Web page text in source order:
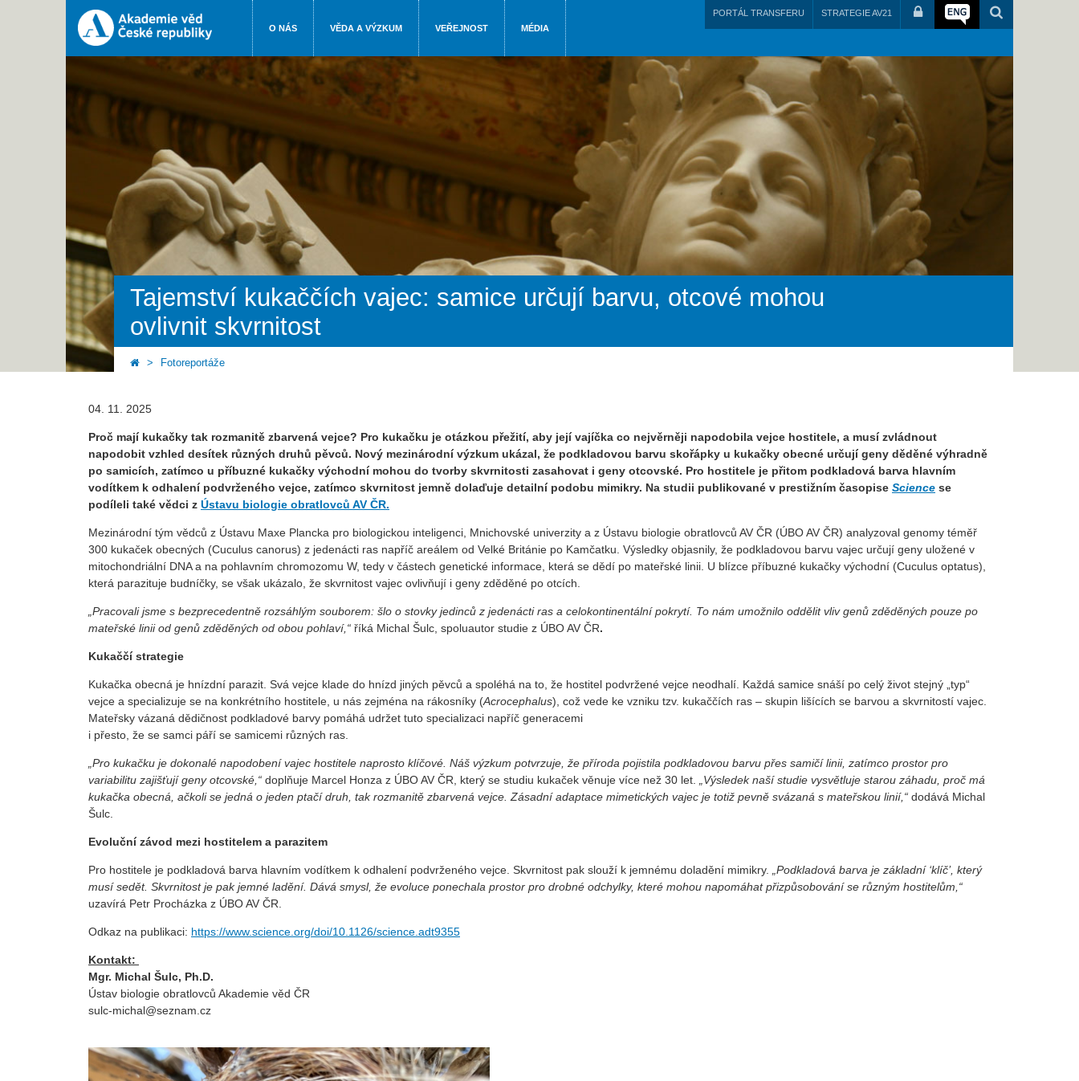
O NÁS VĚDA A VÝZKUM VEŘEJNOST MÉDIA
PORTÁL TRANSFERU STRATEGIE AV21
Tajemství kukaččích vajec: samice určují barvu, otcové mohou
ovlivnit skvrnitost
Fotoreportáže
04. 11. 2025
Proč mají kukačky tak rozmanitě zbarvená vejce? Pro kukačku je otázkou přežití, aby její vajíčka co nejvěrněji napodobila vejce hostitele, a musí zvládnout
napodobit vzhled desítek různých druhů pěvců. Nový mezinárodní výzkum ukázal, že podkladovou barvu skořápky u kukačky obecné určují geny děděné výhradně
po samicích, zatímco u příbuzné kukačky východní mohou do tvorby skvrnitosti zasahovat i geny otcovské. Pro hostitele je přitom podkladová barva hlavním
vodítkem k odhalení podvrženého vejce, zatímco skvrnitost jemně dolaďuje detailní podobu mimikry. Na studii publikované v prestižním časopise Science se
podíleli také vědci z Ústavu biologie obratlovců AV ČR.
Mezinárodní tým vědců z Ústavu Maxe Plancka pro biologickou inteligenci, Mnichovské univerzity a z Ústavu biologie obratlovců AV ČR (ÚBO AV ČR) analyzoval genomy téměř
300 kukaček obecných (Cuculus canorus) z jedenácti ras napříč areálem od Velké Británie po Kamčatku. Výsledky objasnily, že podkladovou barvu vajec určují geny uložené v
mitochondriální DNA a na pohlavním chromozomu W, tedy v částech genetické informace, která se dědí po mateřské linii. U blízce příbuzné kukačky východní (Cuculus optatus),
která parazituje budníčky, se však ukázalo, že skvrnitost vajec ovlivňují i geny zděděné po otcích.
„Pracovali jsme s bezprecedentně rozsáhlým souborem: šlo o stovky jedinců z jedenácti ras a celokontinentální pokrytí. To nám umožnilo oddělit vliv genů zděděných pouze po
mateřské linii od genů zděděných od obou pohlaví,“ říká Michal Šulc, spoluautor studie z ÚBO AV ČR.
Kukaččí strategie
Kukačka obecná je hnízdní parazit. Svá vejce klade do hnízd jiných pěvců a spoléhá na to, že hostitel podvržené vejce neodhalí. Každá samice snáší po celý život stejný „typ“
vejce a specializuje se na konkrétního hostitele, u nás zejména na rákosníky (Acrocephalus), což vede ke vzniku tzv. kukaččích ras – skupin lišících se barvou a skvrnitostí vajec.
Mateřsky vázaná dědičnost podkladové barvy pomáhá udržet tuto specializaci napříč generacemi
i přesto, že se samci páří se samicemi různých ras.
„Pro kukačku je dokonalé napodobení vajec hostitele naprosto klíčové. Náš výzkum potvrzuje, že příroda pojistila podkladovou barvu přes samičí linii, zatímco prostor pro
variabilitu zajišťují geny otcovské,“ doplňuje Marcel Honza z ÚBO AV ČR, který se studiu kukaček věnuje více než 30 let. „Výsledek naší studie vysvětluje starou záhadu, proč má
kukačka obecná, ačkoli se jedná o jeden ptačí druh, tak rozmanitě zbarvená vejce. Zásadní adaptace mimetických vajec je totiž pevně svázaná s mateřskou linií,“ dodává Michal
Šulc.
Evoluční závod mezi hostitelem a parazitem
Pro hostitele je podkladová barva hlavním vodítkem k odhalení podvrženého vejce. Skvrnitost pak slouží k jemnému doladění mimikry. „Podkladová barva je základní ‘klíč’, který
musí sedět. Skvrnitost je pak jemné ladění. Dává smysl, že evoluce ponechala prostor pro drobné odchylky, které mohou napomáhat přizpůsobování se různým hostitelům,“
uzavírá Petr Procházka z ÚBO AV ČR.
Odkaz na publikaci: https://www.science.org/doi/10.1126/science.adt9355
Kontakt:
Mgr. Michal Šulc, Ph.D.
Ústav biologie obratlovců Akademie věd ČR
sulc-michal@seznam.cz